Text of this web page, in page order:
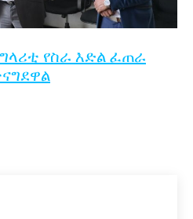
የስራ እድል ፈጠራ